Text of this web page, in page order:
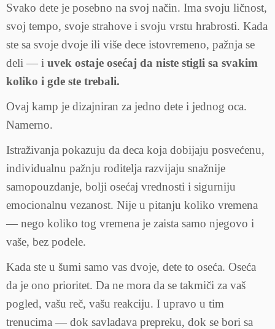
Svako dete je posebno na svoj način. Ima svoju ličnost,
svoj tempo, svoje strahove i svoju vrstu hrabrosti. Kada
ste sa svoje dvoje ili više dece istovremeno, pažnja se
deli — i uvek ostaje osećaj da niste stigli sa svakim
koliko i gde ste trebali.
Ovaj kamp je dizajniran za jedno dete i jednog oca.
Namerno.
Istraživanja pokazuju da deca koja dobijaju posvećenu,
individualnu pažnju roditelja razvijaju snažnije
samopouzdanje, bolji osećaj vrednosti i sigurniju
emocionalnu vezanost. Nije u pitanju koliko vremena
— nego koliko tog vremena je zaista samo njegovo i
vaše, bez podele.
Kada ste u šumi samo vas dvoje, dete to oseća. Oseća
da je ono prioritet. Da ne mora da se takmiči za vaš
pogled, vašu reč, vašu reakciju. I upravo u tim
trenucima — dok savladava prepreku, dok se bori sa